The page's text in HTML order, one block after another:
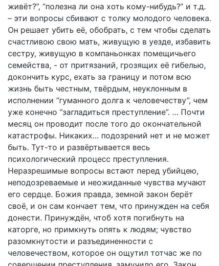
живёт?”, “полезна ли она хоть кому-нибудь?” и т.д.
– эти вопросы сбивают с толку молодого человека.
Он решает убить её, обобрать, с тем чтобы сделать
счастливою свою мать, живущую в уезде, избавить
сестру, живущую в компаньонках помещичьего
семейства, - от притязаний, грозящих её гибелью,
докончить курс, ехать за границу и потом всю
жизнь быть честным, твёрдым, неуклонным в
исполнении “гуманного долга к человечеству”, чем
уже конечно “загладиться преступление”. … Почти
месяц он проводит после того до окончательной
катастрофы. Никаких… подозрений нет и не может
быть. Тут-то и развёртывается весь
психологический процесс преступления.
Неразрешимые вопросы встают перед убийцею,
неподозреваемые и неожиданные чувства мучают
его сердце. Божия правда, земной закон берёт
своё, и он сам кончает тем, что принужден на себя
донести. Принуждён, чтоб хотя погибнуть на
каторге, но примкнуть опять к людям; чувство
разомкнутости и разъединенности с
человечеством, которое он ощутил тотчас же по